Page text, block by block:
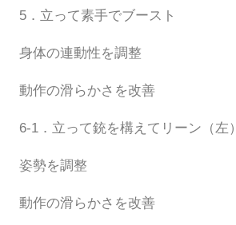
5．立って素手でブースト
身体の連動性を調整
動作の滑らかさを改善
6-1．立って銃を構えてリーン（左）
姿勢を調整
動作の滑らかさを改善